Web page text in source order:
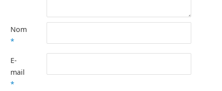
Nom
*
E-
mail
*